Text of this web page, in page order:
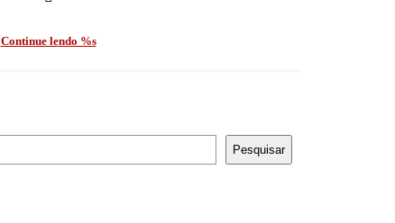
Continue lendo %s
Pesquisar